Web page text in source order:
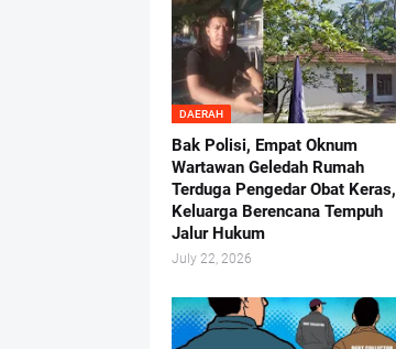
DAERAH
Bak Polisi, Empat Oknum
Wartawan Geledah Rumah
Terduga Pengedar Obat Keras,
Keluarga Berencana Tempuh
Jalur Hukum
July 22, 2026